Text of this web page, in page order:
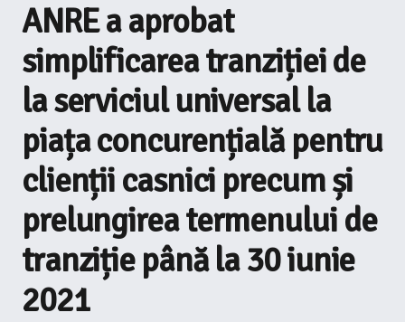
ANRE a aprobat
simplificarea tranziției de
la serviciul universal la
piața concurențială pentru
clienții casnici precum și
prelungirea termenului de
tranziție până la 30 iunie
2021